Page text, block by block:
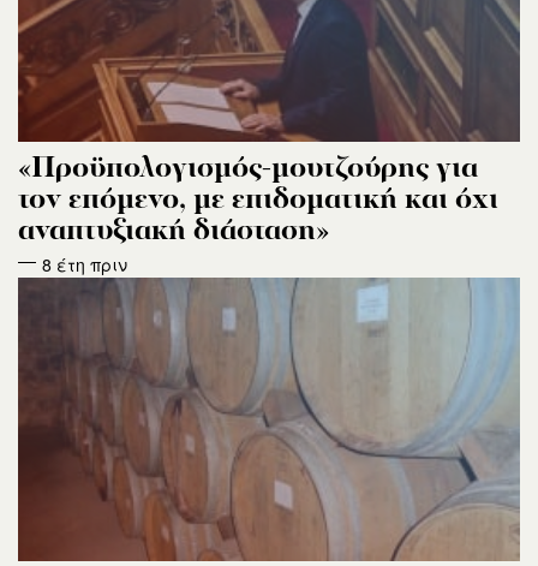
«Προϋπολογισμός-μουτζούρης για
τον επόμενο, με επιδοματική και όχι
αναπτυξιακή διάσταση»
8 έτη πριν